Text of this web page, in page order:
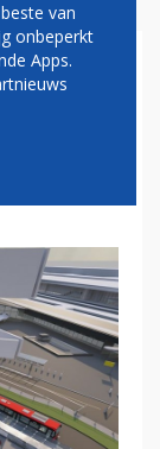
DE
van
onbeperkt
Apps.